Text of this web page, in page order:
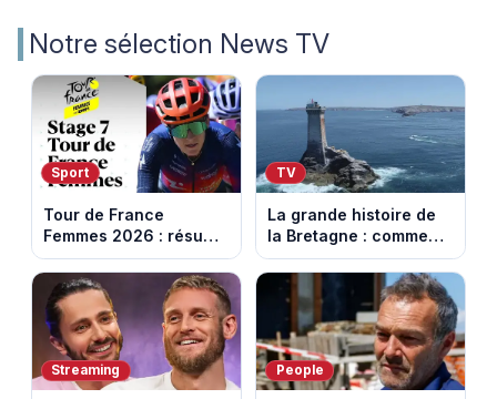
Notre sélection News TV
Sport
Tour de France
Femmes 2026 : résumé
vidéo de la 7e étape
avec l'ascension du
Mont Ventoux
TV
La grande histoire de
la Bretagne : comment
les Bretons ont
défendu leur culture
au fil des décennies
Streaming People